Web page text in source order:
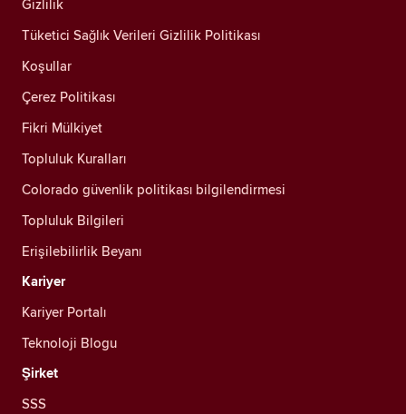
Gizlilik
Tüketici Sağlık Verileri Gizlilik Politikası
Koşullar
Çerez Politikası
Fikri Mülkiyet
Topluluk Kuralları
Colorado güvenlik politikası bilgilendirmesi
Topluluk Bilgileri
Erişilebilirlik Beyanı
Kariyer
Kariyer Portalı
Teknoloji Blogu
Şirket
SSS